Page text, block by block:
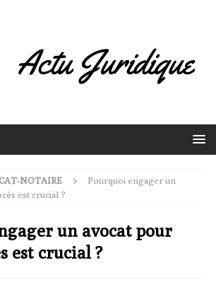
NOTAIRE
Pourquoi engager un
est crucial ?
un avocat pour
est crucial ?